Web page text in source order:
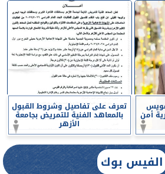
عويس
أمن
تعرف على تفاصيل وشروط القبول
بالمعاهد الفنية للتمريض بجامعة
الأزهر
الفيس بوك